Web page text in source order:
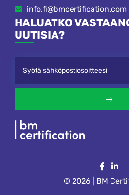
info.fi@bmcertification.com
HALUATKO
UUTISIA?
© 2026 | BM